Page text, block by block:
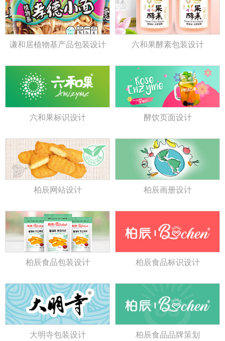
谦和居植物基产品包装设计 六和果酵素包装设计
六和果标识设计 酵饮页面设计
柏辰网站设计 柏辰画册设计
柏辰食品包装设计 柏辰食品标识设计
大明寺包装设计 柏辰食品品牌策划